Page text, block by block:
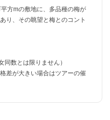
方mの敷地に、多品種の梅が
り、その眺望と梅とのコント
数とは限りません）
差が大きい場合はツアーの催